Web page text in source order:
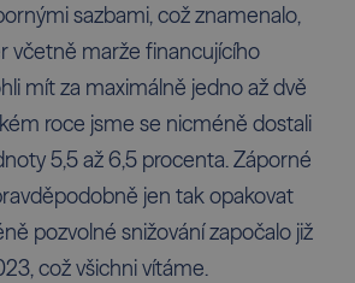
sazbami, což znamenalo,
včetně marže financujícího
mít za maximálně jedno až dvě
roce jsme se nicméně dostali
5,5 až 6,5 procenta. Záporné
jen tak opakovat
pozvolné snižování započalo již
což všichni vítáme.